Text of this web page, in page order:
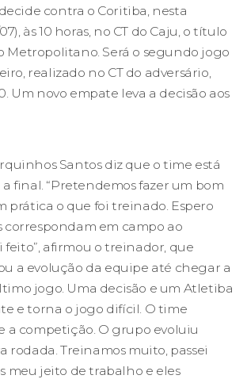
contra o Coritiba, nesta
às 10 horas, no CT do Caju, o título
Metropolitano. Será o segundo jogo
realizado no CT do adversário,
Um novo empate leva a decisão aos
Santos diz que o time está
final. “Pretendemos fazer um bom
prática o que foi treinado. Espero
correspondam em campo ao
afirmou o treinador, que
a evolução da equipe até chegar a
jogo. Uma decisão e um Atletiba
e torna o jogo difícil. O time
a competição. O grupo evoluiu
rodada. Treinamos muito, passei
meu jeito de trabalho e eles